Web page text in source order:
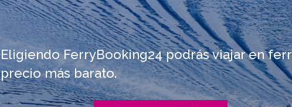
Eligiendo FerryBooking24 podrás viajar en
precio más barato.